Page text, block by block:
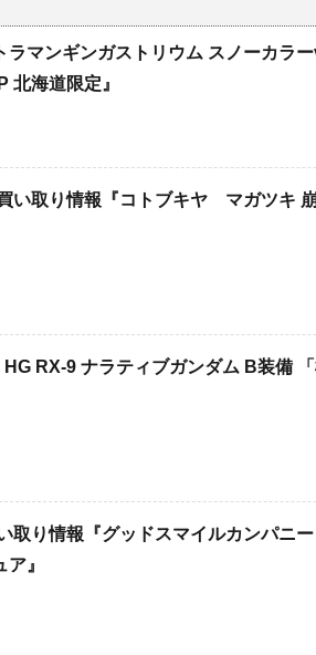
ラマンギンガストリウム ​スノーカラ
北海道限定』
い取り情報『コトブキヤ マガツキ
​RX-9 ​ナラティブガンダム ​B装備
取り情報『グッドスマイルカンパニ
』